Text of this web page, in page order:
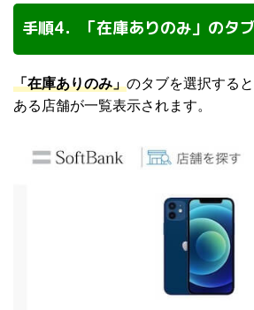
手順4．「在庫ありのみ」のタ
「在庫ありのみ」のタブを選択する
ある店舗が一覧表示されます。